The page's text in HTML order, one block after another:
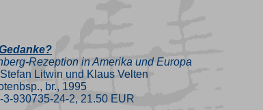
Rezeption in Amerika und Europa
Litwin und Klaus Velten
br., 1995
3-930735-24-2, 21.50 EUR